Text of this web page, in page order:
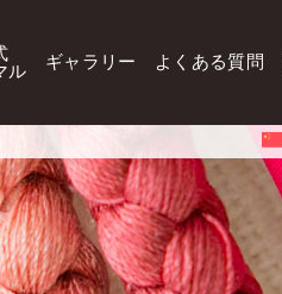
ル
ギャラリー よくある質問